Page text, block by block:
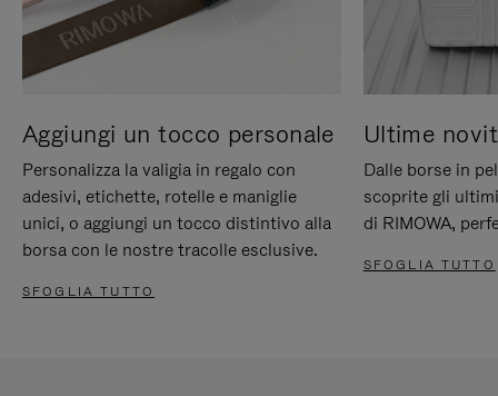
Aggiungi un tocco personale
Personalizza la valigia in regalo con
adesivi, etichette, rotelle e maniglie
unici, o aggiungi un tocco distintivo alla
borsa con le nostre tracolle esclusive.
SFOGLIA TUTTO
Ultime
Dalle borse in
scoprite gli
di RIMOWA,
SFOGLIA TUTTO